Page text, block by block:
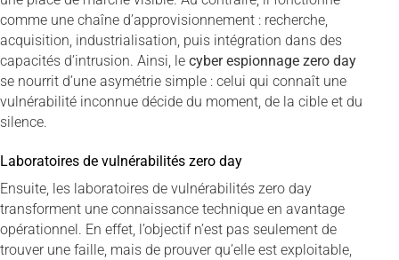
comme une chaîne d’approvisionnement : recherche,
acquisition, industrialisation, puis intégration dans des
capacités d’intrusion. Ainsi, le cyber espionnage zero day
se nourrit d’une asymétrie simple : celui qui connaît une
vulnérabilité inconnue décide du moment, de la cible et du
silence.
Laboratoires de vulnérabilités zero day
Ensuite, les laboratoires de vulnérabilités zero day
transforment une connaissance technique en avantage
opérationnel. En effet, l’objectif n’est pas seulement de
trouver une faille, mais de prouver qu’elle est exploitable,